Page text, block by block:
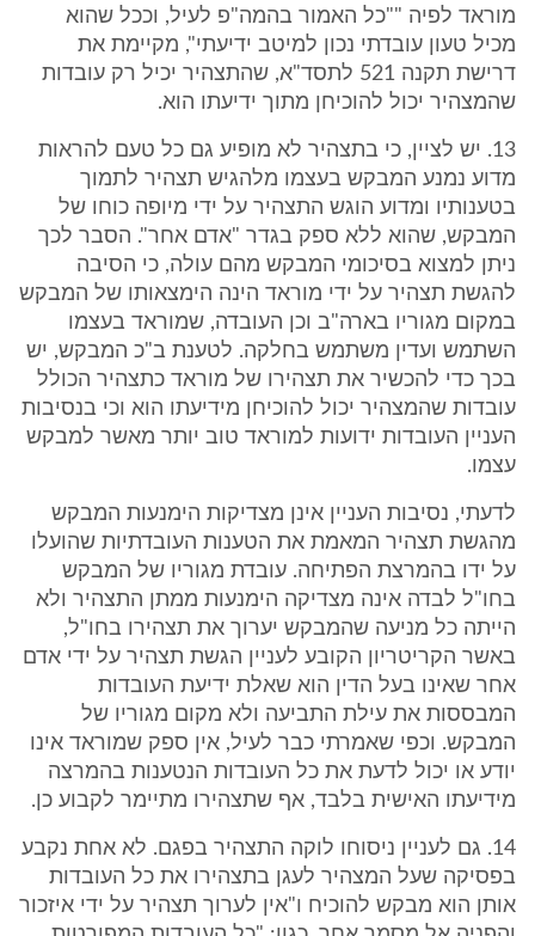
מוראד לפיה ""כל האמור בהמה"פ לעיל, וככל שהוא
מכיל טעון עובדתי נכון למיטב ידיעתי", מקיימת את
דרישת תקנה 521 לתסד"א, שהתצהיר יכיל רק עובדות
שהמצהיר יכול להוכיחן מתוך ידיעתו הוא.
13. יש לציין, כי בתצהיר לא מופיע גם כל טעם להראות
מדוע נמנע המבקש בעצמו מלהגיש תצהיר לתמוך
בטענותיו ומדוע הוגש התצהיר על ידי מיופה כוחו של
המבקש, שהוא ללא ספק בגדר "אדם אחר". הסבר לכך
ניתן למצוא בסיכומי המבקש מהם עולה, כי הסיבה
להגשת תצהיר על ידי מוראד הינה הימצאותו של המבקש
במקום מגוריו בארה"ב וכן העובדה, שמוראד בעצמו
השתמש ועדין משתמש בחלקה. לטענת ב"כ המבקש, יש
בכך כדי להכשיר את תצהירו של מוראד כתצהיר הכולל
עובדות שהמצהיר יכול להוכיחן מידיעתו הוא וכי בנסיבות
העניין העובדות ידועות למוראד טוב יותר מאשר למבקש
עצמו.
לדעתי, נסיבות העניין אינן מצדיקות הימנעות המבקש
מהגשת תצהיר המאמת את הטענות העובדתיות שהועלו
על ידו בהמרצת הפתיחה. עובדת מגוריו של המבקש
בחו"ל לבדה אינה מצדיקה הימנעות ממתן התצהיר ולא
הייתה כל מניעה שהמבקש יערוך את תצהירו בחו"ל,
באשר הקריטריון הקובע לעניין הגשת תצהיר על ידי אדם
אחר שאינו בעל הדין הוא שאלת ידיעת העובדות
המבססות את עילת התביעה ולא מקום מגוריו של
המבקש. וכפי שאמרתי כבר לעיל, אין ספק שמוראד אינו
יודע או יכול לדעת את כל העובדות הנטענות בהמרצה
מידיעתו האישית בלבד, אף שתצהירו מתיימר לקבוע כן.
14. גם לעניין ניסוחו לוקה התצהיר בפגם. לא אחת נקבע
בפסיקה שעל המצהיר לעגן בתצהירו את כל העובדות
אותן הוא מבקש להוכיח ו"אין לערוך תצהיר על ידי איזכור